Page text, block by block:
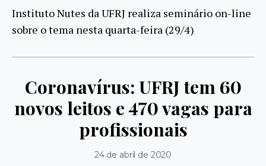
Instituto Nutes da UFRJ realiza seminário on-line
sobre o tema nesta quarta-feira (29/4)
Coronavírus: UFRJ tem 60
novos leitos e 470 vagas para
profissionais
24 de abril de 2020